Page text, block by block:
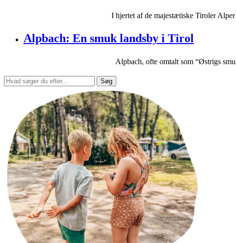
I hjertet af de majestætiske Tiroler
Alpbach: En smuk landsby i Tirol
Alpbach, ofte omtalt som “Østrigs